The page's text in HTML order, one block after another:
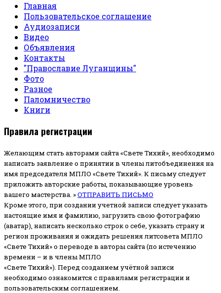
Главная
Пользовательское соглашение
Аудиозаписи
Видео
Объявления
Контакты
"Православие Луганщины"
Фото
Разное
Паломничество
Книги
Правила регистрации
Желающим стать авторами сайта «Свете Тихий», необходимо
написать заявление о принятии в члены литобъединения на
имя председателя МПЛО «Свете Тихий». К письму следует
приложить авторские работы, показывающие уровень
вашего мастерства. »ОТПРАВИТЬ ПИСЬМО
Кроме этого, при создании учетной записи следует указать
настоящие имя и фамилию, загрузить свою фотографию
(аватар), написать несколько строк о себе, указать страну и
регион проживания и ожидать решения литсовета МПЛО
«Свете Тихий» о переводе в авторы сайта (по истечению
времени – и в члены МПЛО
«Свете Тихий»). Перед созданием учётной записи
необходимо ознакомится с правилами регистрации и
пользовательским соглашением.